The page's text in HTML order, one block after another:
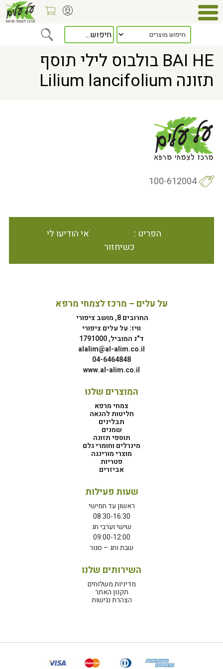
Home
BAI HE בולבוס לילי תוסף
תזונה Lilium lancifolium
100-612004
הפריט אינו זמין במלאי הודיעו לי
כשיחזור
על עלים – מרכז לצמחי מרפא
החרובים 8, מושב ציפורי
וויז: על עלים ציפורי
ד"נ המוביל, 1791000
alalim@al-alim.co.il
04-6464848
www.al-alim.co.il
המוצרים שלנו
צמחי מרפא
חליטות להנאה
תבלינים
שמנים
תוספי תזונה
מינרלים וחומרי גלם
מוצרי מורינגה
פטריות
אביזרים
שעות פעילות
ראשון עד חמישי
08:30-16:30
שישי וערבי חג
09:00-12:00
שבת וחג – סגור
השירותים שלנו
מדיניות משלוחים
תקנון האתר
הצהרת נגישות